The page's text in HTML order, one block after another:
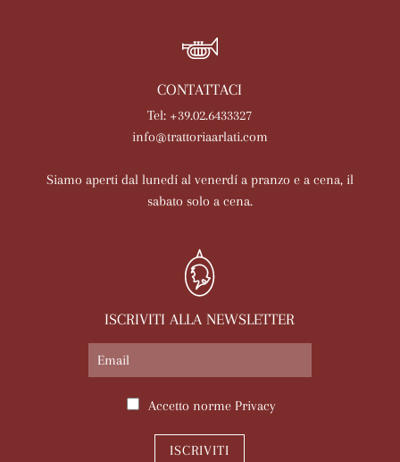
CONTATTACI
Tel: +39.02.6433327
info@trattoriaarlati.com
Siamo aperti dal lunedí al venerdí a pranzo e a cena, il
sabato solo a cena.
ISCRIVITI ALLA NEWSLETTER
Accetto norme Privacy
ISCRIVITI